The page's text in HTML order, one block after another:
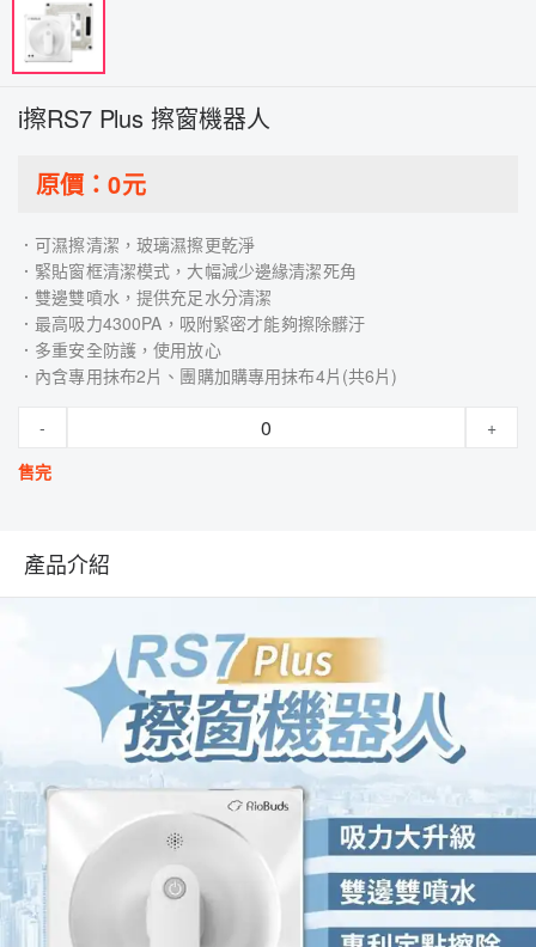
i擦RS7 Plus 擦窗機器人
原價：0元
．可濕擦清潔，玻璃濕擦更乾淨
．緊貼窗框清潔模式，大幅減少邊緣清潔死角
．雙邊雙噴水，提供充足水分清潔
．最高吸力4300PA，吸附緊密才能夠擦除髒汙
．多重安全防護，使用放心
．內含專用抹布2片、團購加購專用抹布4片(共6片)
-
+
售完
產品介紹